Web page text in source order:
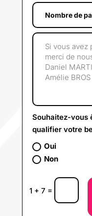
Souhaitez-vous
qualifier votre
Oui
Non
1 + 7 =